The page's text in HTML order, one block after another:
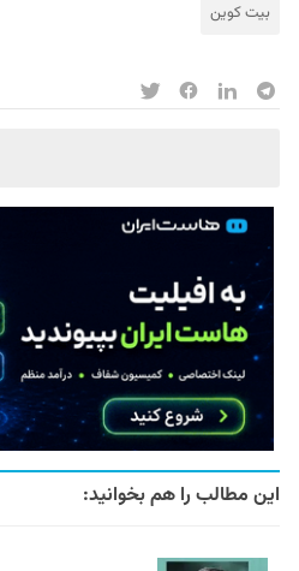
بیت کوین
این مطالب را هم بخوانید: